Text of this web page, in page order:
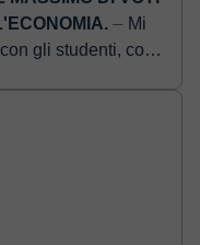
⏤ Mi
gli studenti, con